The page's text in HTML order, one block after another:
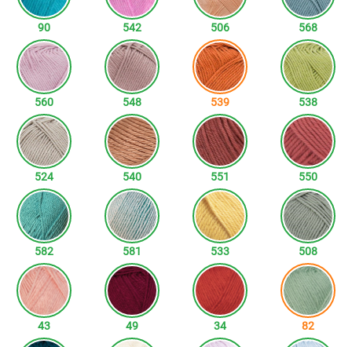
90 542 506 568
560 548 539 538
524 540 551 550
582 581 533 508
43 49 34 82